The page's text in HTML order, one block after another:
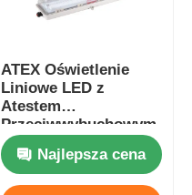
ATEX Oświetlenie
Liniowe LED z
Atestem
Przeciwwybuchowym
IP65 do Stref
Niebezpiecznych
Przemysłowych
Najlepsza cena